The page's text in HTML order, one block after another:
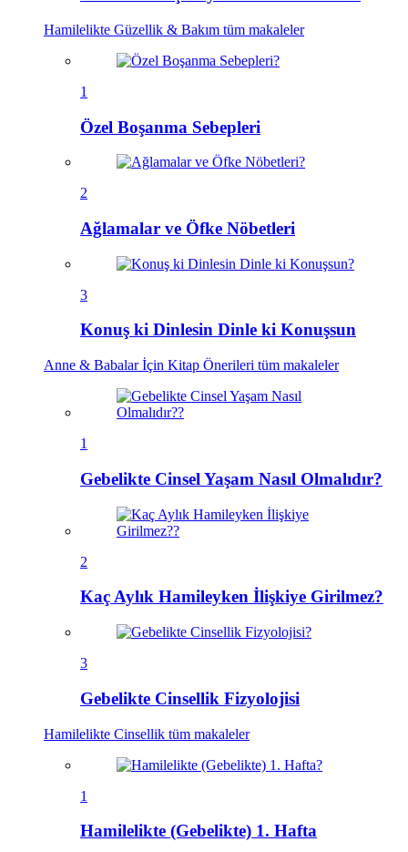
Hamilelikte Güzellik & Bakım tüm makaleler
1
Özel Boşanma Sebepleri
2
Ağlamalar ve Öfke Nöbetleri
3
Konuş ki Dinlesin Dinle ki Konuşsun
Anne & Babalar İçin Kitap Önerileri tüm makaleler
1
Gebelikte Cinsel Yaşam Nasıl Olmalıdır?
2
Kaç Aylık Hamileyken İlişkiye Girilmez?
3
Gebelikte Cinsellik Fizyolojisi
Hamilelikte Cinsellik tüm makaleler
1
Hamilelikte (Gebelikte) 1. Hafta